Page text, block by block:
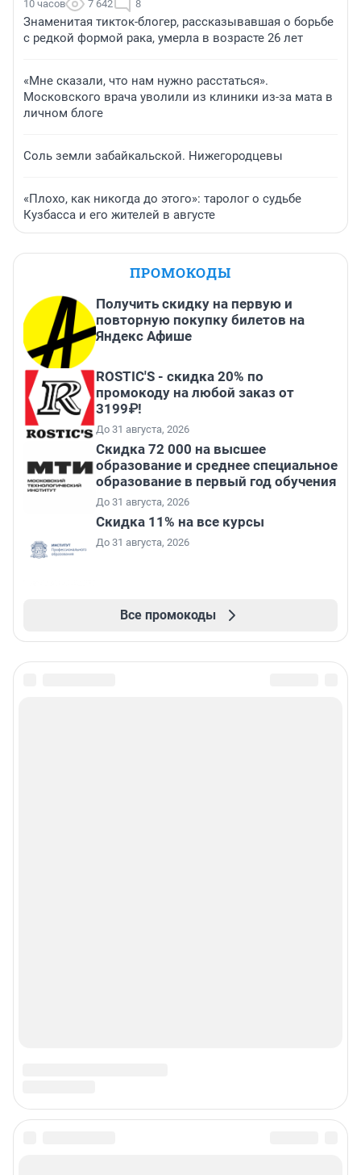
10 часов 7 642 8
Знаменитая тикток-блогер, рассказывавшая о борьбе
с редкой формой рака, умерла в возрасте 26 лет
«Мне сказали, что нам нужно расстаться».
Московского врача уволили из клиники из-за мата в
личном блоге
Соль земли забайкальской. Нижегородцевы
«Плохо, как никогда до этого»: таролог о судьбе
Кузбасса и его жителей в августе
ПРОМОКОДЫ
Получить скидку на первую и
повторную покупку билетов на
Яндекс Афише
ROSTIC'S - скидка 20% по
промокоду на любой заказ от
3199₽!
До 31 августа, 2026
Скидка 72 000 на высшее
образование и среднее специальное
образование в первый год обучения
До 31 августа, 2026
Скидка 11% на все курсы
До 31 августа, 2026
Все промокоды